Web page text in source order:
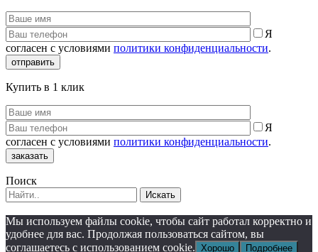
Я
согласен с условиями политики конфиденциальности.
отправить
Купить в 1 клик
Я
согласен с условиями политики конфиденциальности.
заказать
Поиск
Искать
Мы используем файлы cookie, чтобы сайт работал корректно и
удобнее для вас. Продолжая пользоваться сайтом, вы
соглашаетесь с использованием cookie. Хорошо Подробнее